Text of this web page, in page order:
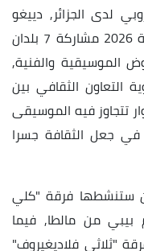
لدى الجزائر, دييغو
ميلادو, أنه من المنتظر أن تعرف طبعة 2026 مشاركة 7 بلدان
الموسيقية والفنية,
الثقافي بين
تتجاوز فيه الموسيقى
جعل الثقافة جسرا
ستنشطها فرقة "كلي
من مالطا, فيما
فلاديغيروف"